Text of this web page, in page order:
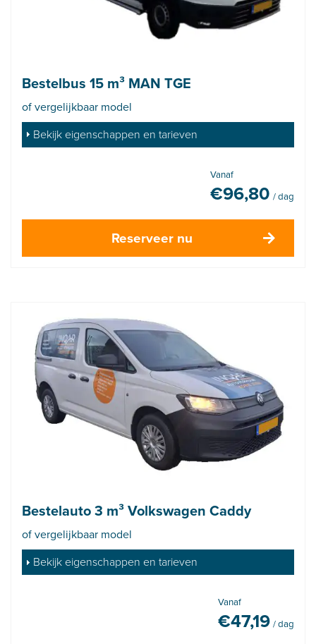
Bestelbus 15 m³ MAN TGE
of vergelijkbaar model
Bekijk eigenschappen en tarieven
Vanaf
€96,80 / dag
Reserveer nu
Bestelauto 3 m³ Volkswagen Caddy
of vergelijkbaar model
Bekijk eigenschappen en tarieven
Vanaf
€47,19 / dag